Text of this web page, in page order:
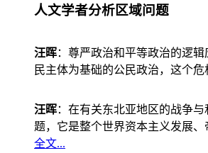
人文学者分析区域问题
汪晖：尊严政治和平等政治的逻
民主体为基础的公民政治，这个危
汪晖：在有关东北亚地区的战争
题，它是整个世界资本主义发展、
全文...